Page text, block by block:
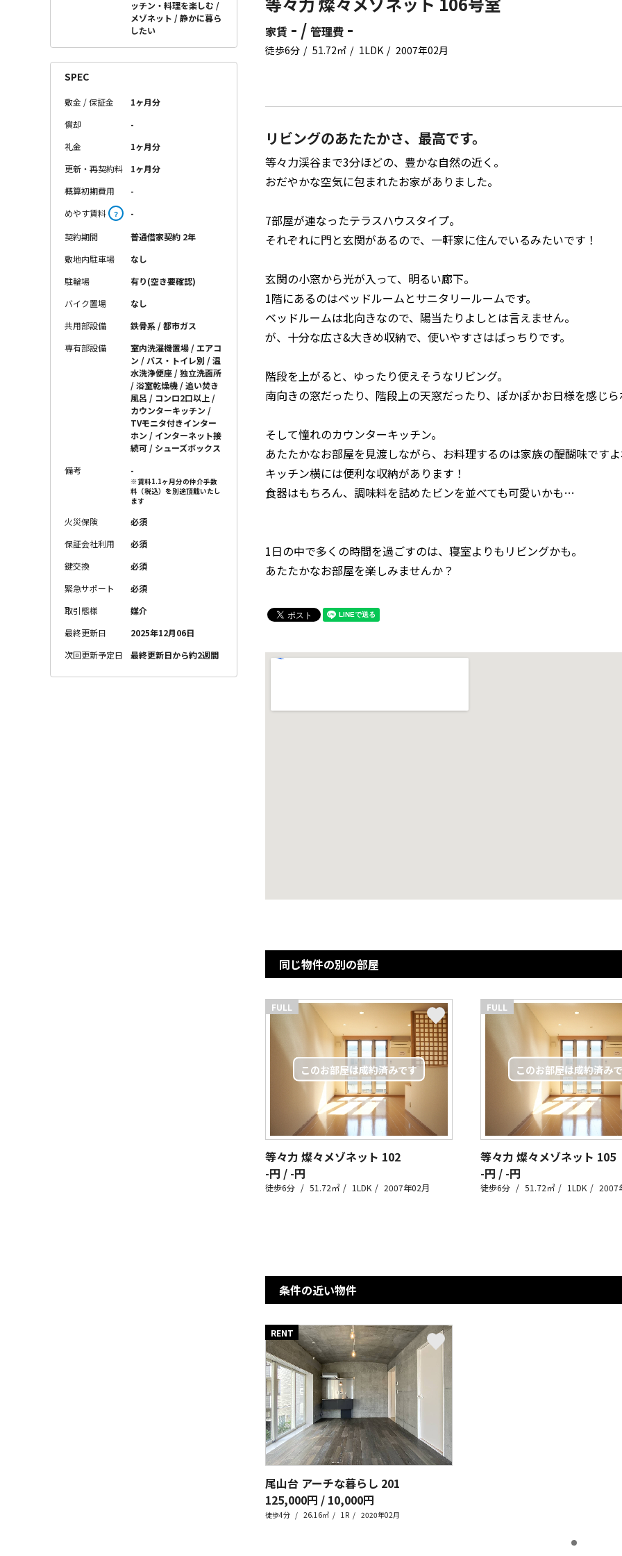
家賃 - / 管理費 -
徒歩6分 51.72㎡ 1LDK 2007年02月
リビングのあたたかさ、最高です。
等々力渓谷まで3分ほどの、豊かな自然の近く。
おだやかな空気に包まれたお家がありました。
7部屋が連なったテラスハウスタイプ。
それぞれに門と玄関があるので、一軒家に住んでいるみたいです！
玄関の小窓から光が入って、明るい廊下。
1階にあるのはベッドルームとサニタリールームです。
ベッドルームは北向きなので、陽当たりよしとは言えません。
が、十分な広さ&大きめ収納で、使いやすさはばっちりです。
階段を上がると、ゆったり使えそうなリビング。
南向きの窓だったり、階段上の天窓だったり、ぽかぽかお日様を感じら
そして憧れのカウンターキッチン。
あたたかなお部屋を見渡しながら、お料理するのは家族の醍醐味ですよ
キッチン横には便利な収納があります！
食器はもちろん、調味料を詰めたビンを並べても可愛いかも…
1日の中で多くの時間を過ごすのは、寝室よりもリビングかも。
あたたかなお部屋を楽しみませんか？
ッチン・料理を楽しむ
メゾネット
静かに暮ら
したい
SPEC
敷金 / 保証金
1ヶ月分
償却
-
礼金
1ヶ月分
更新・再契約料
1ヶ月分
概算初期費用
-
めやす賃料
？ -
契約期間
普通借家契約 2年
敷地内駐車場
なし
駐輪場
有り(空き要確認)
バイク置場
なし
共用部設備
鉄骨系 / 都市ガス
専有部設備
室内洗濯機置場 / エアコ
ン / バス・トイレ別 / 温
水洗浄便座 / 独立洗面所
/ 浴室乾燥機 / 追い焚き
風呂 / コンロ2口以上 /
カウンターキッチン /
TVモニタ付きインター
ホン / インターネット接
続可 / シューズボックス
備考
-
※賃料1.1ヶ月分の仲介手数
料（税込）を別途頂戴いたし
ます
火災保険
必須
保証会社利用
必須
鍵交換
必須
緊急サポート
必須
取引態様
媒介
最終更新日
2025年12月06日
次回更新予定日
最終更新日から約2週間
同じ物件の別の部屋
FULL
等々力 燦々メゾネット 102
-円 / -円
徒歩6分 51.72㎡ 1LDK 2007年02月
FULL
等々力 燦々メゾネット 105
-円 / -円
徒歩6分 51.72㎡ 1LDK 2007
条件の近い物件
RENT
尾山台 アーチな暮らし 201
125,000円 / 10,000円
徒歩4分 26.16㎡ 1R 2020年02月